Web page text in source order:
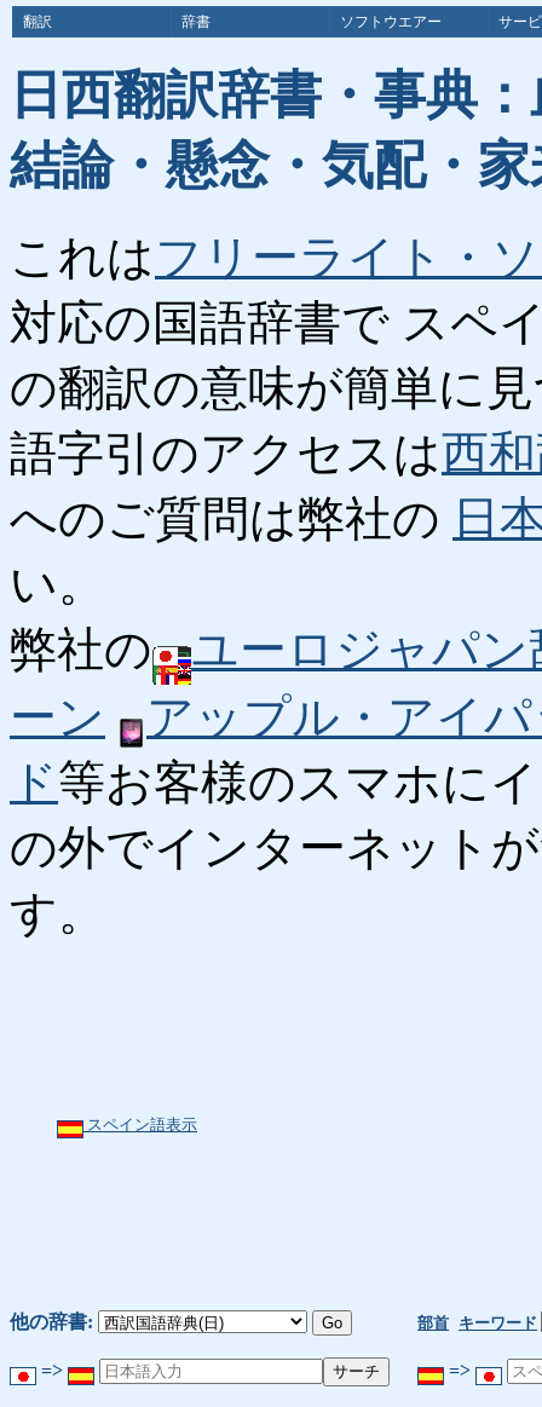
翻訳 辞書 ソフトウエアー サー
日西翻訳辞書・事典
結論・懸念・気配・
これはフリーライト・
対応の国語辞書で スペ
の翻訳の意味が簡単に
語字引のアクセスは西
へのご質問は弊社の 日
い。
弊社の
ユーロジャパン
ーン
アップル・アイ
ド等お客様のスマホに
の外でインターネット
す。
スペイン語表示
他の辞書: 部首 キーワード
=> =>